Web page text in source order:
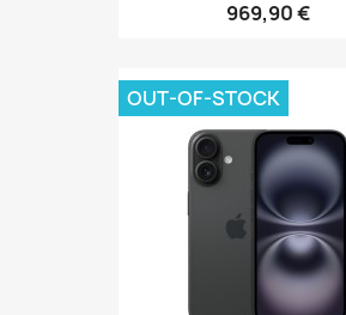
969,90 €
OUT-OF-STOCK